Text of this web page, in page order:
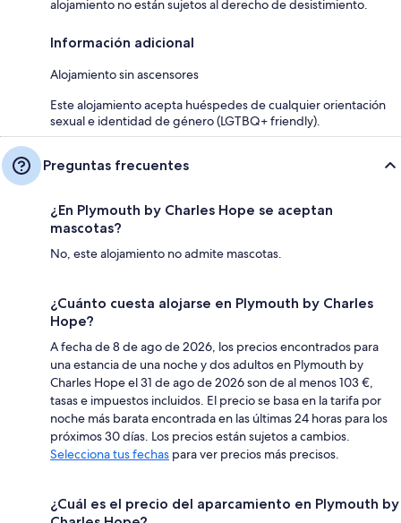
alojamiento no están sujetos al derecho de desistimiento.
Información adicional
Alojamiento sin ascensores
Este alojamiento acepta huéspedes de cualquier orientación
sexual e identidad de género (LGTBQ+ friendly).
Preguntas frecuentes
¿En Plymouth by Charles Hope se aceptan
mascotas?
No, este alojamiento no admite mascotas.
¿Cuánto cuesta alojarse en Plymouth by Charles
Hope?
A fecha de 8 de ago de 2026, los precios encontrados para
una estancia de una noche y dos adultos en Plymouth by
Charles Hope el 31 de ago de 2026 son de al menos 103 €,
tasas e impuestos incluidos. El precio se basa en la tarifa por
noche más barata encontrada en las últimas 24 horas para los
próximos 30 días. Los precios están sujetos a cambios.
Selecciona tus fechas para ver precios más precisos.
¿Cuál es el precio del aparcamiento en Plymouth by